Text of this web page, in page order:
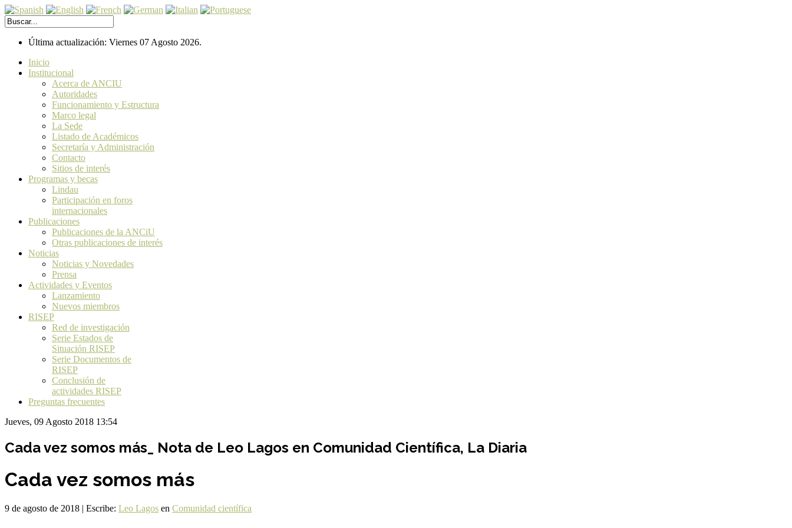
Última actualización: Viernes 07 Agosto 2026.
Inicio
Institucional
Acerca de ANCIU
Autoridades
Funcionamiento y Estructura
Marco legal
La Sede
Listado de Académicos
Secretaría y Administración
Contacto
Sitios de interés
Programas y becas
Lindau
Participación en foros
internacionales
Publicaciones
Publicaciones de la ANCiU
Otras publicaciones de interés
Noticias
Noticias y Novedades
Prensa
Actividades y Eventos
Lanzamiento
Nuevos miembros
RISEP
Red de investigación
Serie Estados de
Situación RISEP
Serie Documentos de
RISEP
Conclusión de
actividades RISEP
Preguntas frecuentes
Jueves, 09 Agosto 2018 13:54
Cada vez somos más_ Nota de Leo Lagos en Comunidad Científica, La Diaria
Cada vez somos más
9 de agosto de 2018 | Escribe: Leo Lagos en Comunidad científica